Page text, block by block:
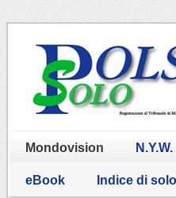
Mondovision N.Y.W.
eBook Indice di